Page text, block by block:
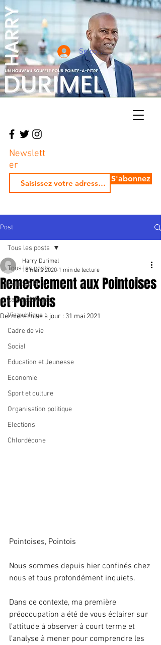
Se connecter
Newslett
er
S'abonnez
Post
Tous les posts
Pointe à Pitre
La Guadeloupe
Vie publique
Cadre de vie
Social
Education et Jeunesse
Economie
Sport et culture
Organisation politique
Elections
Chlordécone
Tous les posts
Remerciement aux Pointoises
et Pointois
Harry Durimel
18 mars 2020 1 min de lecture
Dernière mise à jour : 31 mai 2021
Pointoises, Pointois
Nous sommes depuis hier confinés chez
nous et tous profondément inquiets.
Dans ce contexte, ma première
préoccupation a été de vous éclairer sur
l'attitude à observer à court terme et
l'analyse à mener pour comprendre les